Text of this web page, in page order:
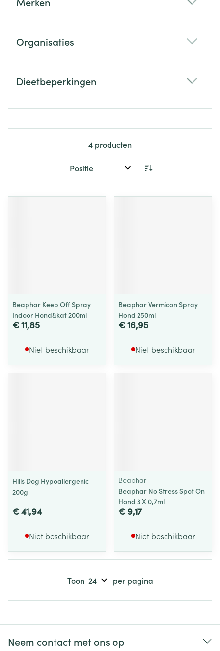
Organisaties
Dieetbeperkingen
4 producten
Sorteer op:
Beaphar Keep Off Spray
Indoor Hond&kat 200ml
€ 11,85
Niet beschikbaar
Beaphar Vermicon Spray
Hond 250ml
€ 16,95
Niet beschikbaar
Hills Dog Hypoallergenic
200g
€ 41,94
Niet beschikbaar
Beaphar
Beaphar No Stress Spot On
Hond 3 X 0,7ml
€ 9,17
Niet beschikbaar
Toon per pagina
Neem contact met ons op